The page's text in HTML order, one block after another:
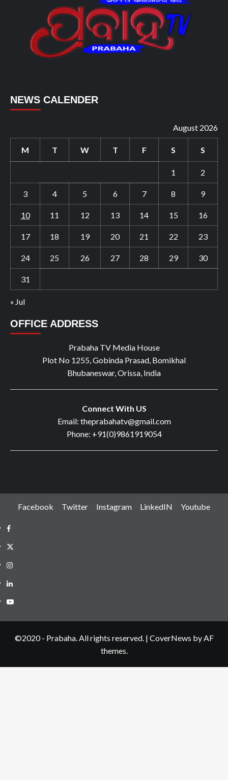
NEWS CALENDER
August 2026
M T W T F S S
1 2
3 4 5 6 7 8 9
10 11 12 13 14 15 16
17 18 19 20 21 22 23
24 25 26 27 28 29 30
31
« Jul
OFFICE ADDRESS
Prabaha TV Media House
Plot No 1255, Gobinda Prasad, Bomikhal
Bhubaneswar, Orissa, India
Connect With US
Email: theprabahatv@gmail.com
Phone: +91(0)9861919054
Facebook Twitter Instagram LinkedIN Youtube
Facebook
Twitter
Instagram
LinkedIN
Youtube
©2020 - Prabaha. All rights reserved. | CoverNews by AF
themes.